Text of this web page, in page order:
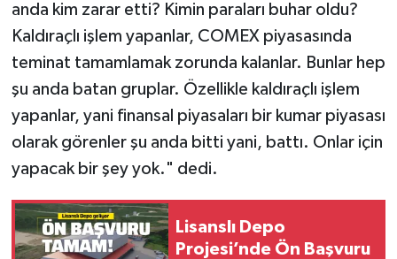
anda kim zarar etti? Kimin paraları buhar oldu?
Kaldıraçlı işlem yapanlar, COMEX piyasasında
teminat tamamlamak zorunda kalanlar. Bunlar hep
şu anda batan gruplar. Özellikle kaldıraçlı işlem
yapanlar, yani finansal piyasaları bir kumar piyasası
olarak görenler şu anda bitti yani, battı. Onlar için
yapacak bir şey yok." dedi.
Lisanslı Depo
Projesi’nde Ön Başvuru